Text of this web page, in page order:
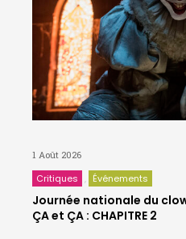
1 Août 2026
Critiques Événements
Journée nationale du
ÇA et ÇA : CHAPITRE 2